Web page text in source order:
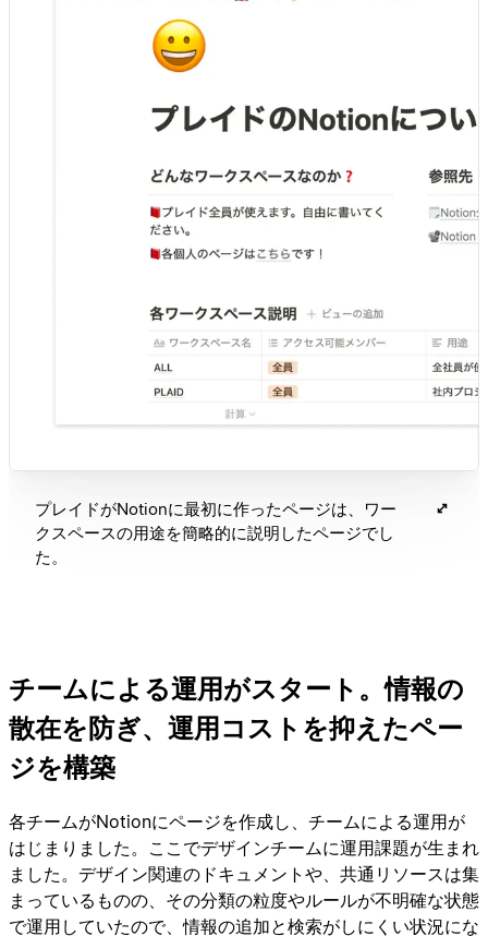
プレイドがNotionに最初に作ったページは、ワー
クスペースの用途を簡略的に説明したページでし
た。
チームによる運用がスタート。情報の
散在を防ぎ、運用コストを抑えたペー
ジを構築
各チームがNotionにページを作成し、チームによる運用が
はじまりました。ここでデザインチームに運用課題が生まれ
ました。デザイン関連のドキュメントや、共通リソースは集
まっているものの、その分類の粒度やルールが不明確な状態
で運用していたので、情報の追加と検索がしにくい状況にな